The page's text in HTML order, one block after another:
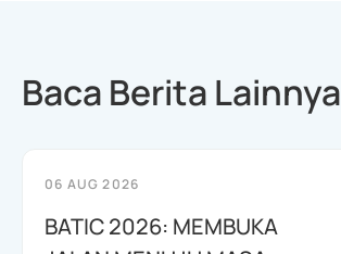
Baca Berita Lainnya
06 AUG 2026
BATIC 2026: MEMBUKA